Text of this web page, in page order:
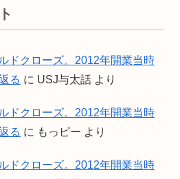
ドクローズ。2012年開業当時
る に USJ与太話 より
ドクローズ。2012年開業当時
る に もっピー より
ドクローズ。2012年開業当時